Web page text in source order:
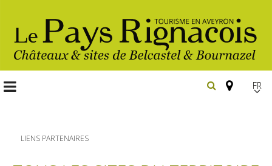
FR
LIENS PARTENAIRES